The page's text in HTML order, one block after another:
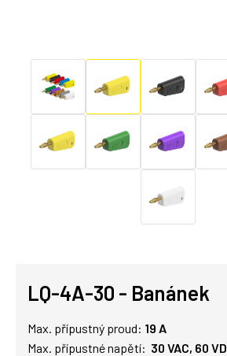
LQ-4A-30 - Banánek
Max. přípustný proud: 19 A
Max. přípustné napětí: 30 VAC, 60